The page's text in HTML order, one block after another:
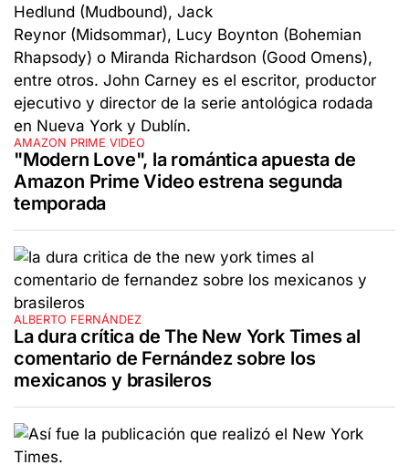
AMAZON PRIME VIDEO
"Modern Love", la romántica apuesta de
Amazon Prime Video estrena segunda
temporada
ALBERTO FERNÁNDEZ
La dura crítica de The New York Times al
comentario de Fernández sobre los
mexicanos y brasileros